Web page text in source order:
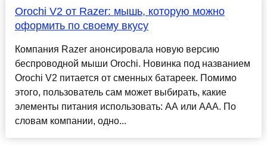
Orochi V2 от Razer: мышь, которую можно
оформить по своему вкусу
Компания Razer анонсировала новую версию
беспроводной мыши Orochi. Новинка под названием
Orochi V2 питается от сменных батареек. Помимо
этого, пользователь сам может выбирать, какие
элементы питания использовать: АА или ААА. По
словам компании, одно...